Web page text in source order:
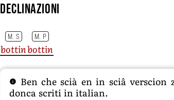
Declinazioni
M. S M. P
bottinbottin
Ben che scià en in sciâ verscion
donca scriti in italian.